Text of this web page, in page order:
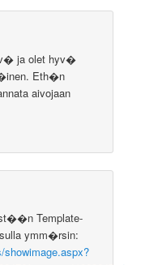
ja olet hyv�
Eth�n
aivojaan
Template-
ymm�rsin:
showimage.aspx?